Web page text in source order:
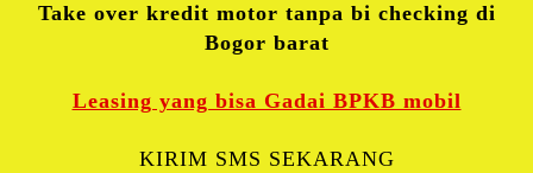
Take over kredit motor tanpa bi checking di
Bogor barat
Leasing yang bisa Gadai BPKB mobil
KIRIM SMS SEKARANG